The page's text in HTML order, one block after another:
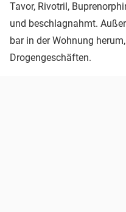
Tavor, Rivotril,
und beschlagnahmt.
bar in der Wohnung
Drogengeschäften.